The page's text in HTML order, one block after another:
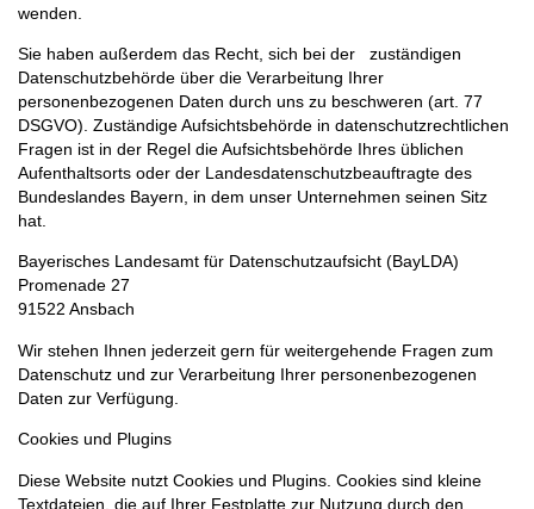
wenden.
Sie haben außerdem das Recht, sich bei der zuständigen
Datenschutzbehörde über die Verarbeitung Ihrer
personenbezogenen Daten durch uns zu beschweren (art. 77
DSGVO). Zuständige Aufsichtsbehörde in datenschutzrechtlichen
Fragen ist in der Regel die Aufsichtsbehörde Ihres üblichen
Aufenthaltsorts oder der Landesdatenschutzbeauftragte des
Bundeslandes Bayern, in dem unser Unternehmen seinen Sitz
hat.
Bayerisches Landesamt für Datenschutzaufsicht (BayLDA)
Promenade 27
91522 Ansbach
Wir stehen Ihnen jederzeit gern für weitergehende Fragen zum
Datenschutz und zur Verarbeitung Ihrer personenbezogenen
Daten zur Verfügung.
Cookies und Plugins
Diese Website nutzt Cookies und Plugins. Cookies sind kleine
Textdateien, die auf Ihrer Festplatte zur Nutzung durch den